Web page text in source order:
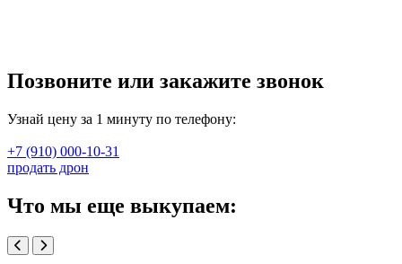
Позвоните или закажите звонок
Узнай цену за 1 минуту по телефону:
+7 (910) 000-10-31
продать дрон
Что мы еще выкупаем: